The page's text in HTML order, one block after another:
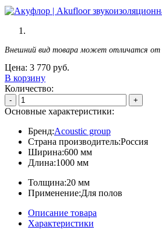
Внешний вид товара может отличатся от
Цена: 3 770 руб.
В корзину
Количество:
- +
Основные характеристики:
Бренд:Acoustic group
Страна производитель:Россия
Ширина:600 мм
Длина:1000 мм
Толщина:20 мм
Применение:Для полов
Описание товара
Характеристики